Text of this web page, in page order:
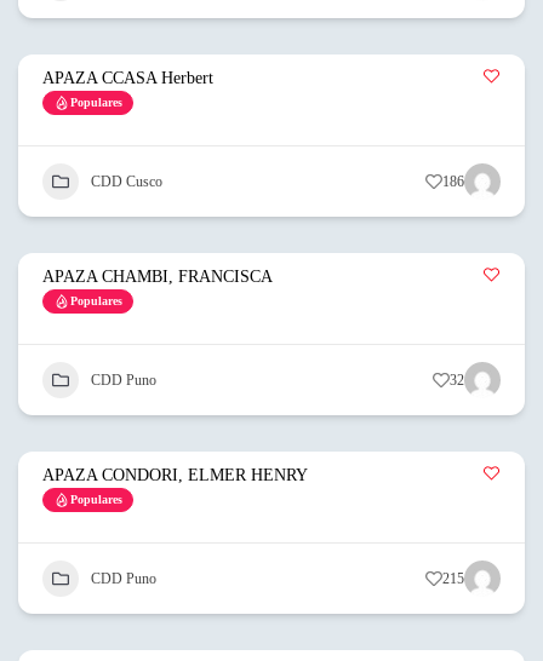
APAZA CCASA Herbert
Populares
CDD Cusco 186
APAZA CHAMBI, FRANCISCA
Populares
CDD Puno 32
APAZA CONDORI, ELMER HENRY
Populares
CDD Puno 215